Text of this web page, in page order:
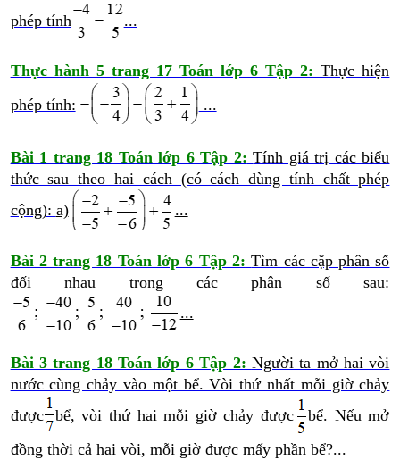
phép tính
...
Thực hành 5 trang 17 Toán lớp 6 Tập 2:Thực hiện
phép tính:
...
Bài 1 trang 18 Toán lớp 6 Tập 2: Tính giá trị các biểu
thức sau theo hai cách (có cách dùng tính chất phép
cộng): a) ...
Bài 2 trang 18 Toán lớp 6 Tập 2: Tìm các cặp phân số
đối nhau trong các phân số sau:
...
Bài 3 trang 18 Toán lớp 6 Tập 2: Người ta mở hai vòi
nước cùng chảy vào một bể. Vòi thứ nhất mỗi giờ chảy
được
bể, vòi thứ hai mỗi giờ chảy được
bể. Nếu mở
đồng thời cả hai vòi, mỗi giờ được mấy phần bể?...